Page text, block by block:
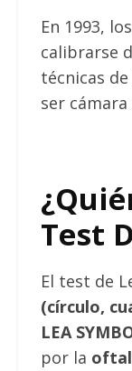
En 1993,
calibrarse
técnicas
ser
Test
El test de
(círculo,
LEA
por la